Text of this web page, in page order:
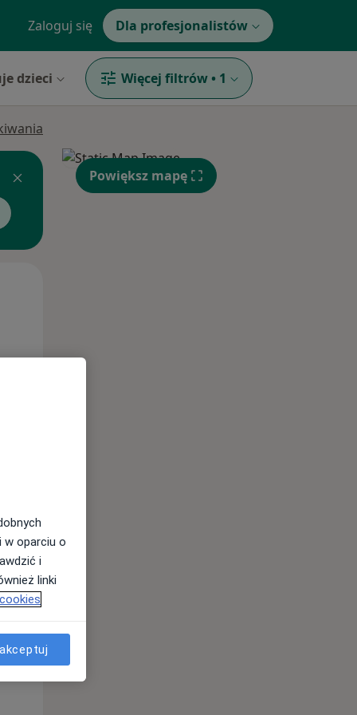
Zaloguj się Dla profesjonalistów
dzieci Więcej filtrów • 1
Wt,
11 Sie
Powiększ mapę
w oparciu o
i
linki